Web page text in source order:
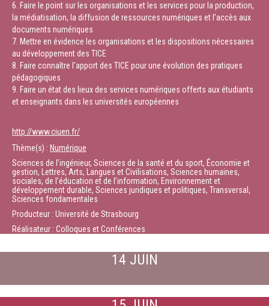
6. Faire le point sur les organisations et les services pour la production,
la médiatisation, la diffusion de ressources numériques et l’accès aux
documents numériques
7. Mettre en évidence les organisations et les dispositions nécessaires
au développement des TICE
8. Faire connaître l'apport des TICE pour une évolution des pratiques
pédagogiques
9. Faire un état des lieux des services numériques offerts aux étudiants
et enseignants dans les universités européennes
http://www.ciuen.fr/
Thème(s) : Numérique
Sciences de l’ingénieur, Sciences de la santé et du sport, Économie et
gestion, Lettres, Arts, Langues et Civilisations, Sciences humaines,
sociales, de l’éducation et de l’information, Environnement et
développement durable, Sciences juridiques et politiques, Transversal,
Sciences fondamentales
Producteur : Université de Strasbourg
Réalisateur : Colloques et Conférences
14 JUIN